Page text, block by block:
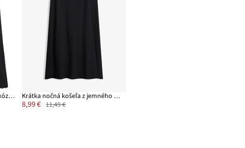
Nočná košeľa z jemného viskózového mixu Krátka nočná košeľa z jemného viskózového mixu
8,99 € 11,49 €